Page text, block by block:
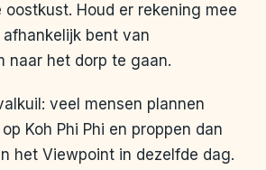
oostkust. Houd er rekening mee
bent van
naar het dorp te gaan.
veel mensen plannen
Koh Phi Phi en proppen dan
het Viewpoint in dezelfde dag.